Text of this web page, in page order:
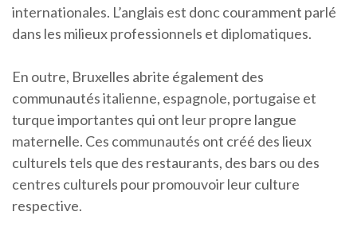
internationales. L’anglais est donc couramment parlé
dans les milieux professionnels et diplomatiques.
En outre, Bruxelles abrite également des
communautés italienne, espagnole, portugaise et
turque importantes qui ont leur propre langue
maternelle. Ces communautés ont créé des lieux
culturels tels que des restaurants, des bars ou des
centres culturels pour promouvoir leur culture
respective.